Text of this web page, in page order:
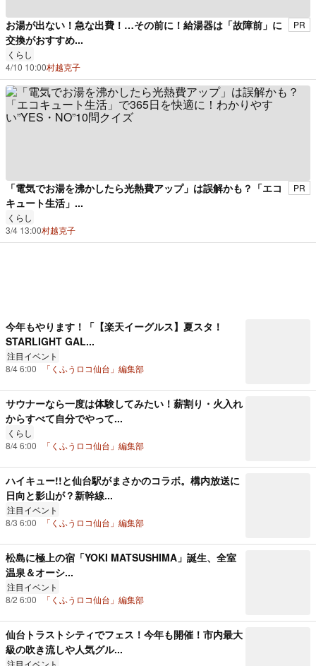
お湯が出ない！急な出費！…その前に！給湯器は「故障前」に
交換がおすすめ...
くらし
4/10 10:00村越克子
PR
「電気でお湯を沸かしたら光熱費アップ」は誤解かも？「エコ
キュート生活」...
くらし
3/4 13:00村越克子
PR
今年もやります！「【楽天イーグルス】夏スタ！
STARLIGHT GAL...
注目イベント
8/4 6:00
「くふうロコ仙台」編集部
サウナーなら一度は体験してみたい！薪割り・火入れ
からすべて自分でやって...
くらし
8/4 6:00
「くふうロコ仙台」編集部
ハイキュー!!と仙台駅がまさかのコラボ。構内放送に
日向と影山が？新幹線...
注目イベント
8/3 6:00
「くふうロコ仙台」編集部
松島に極上の宿「YOKI MATSUSHIMA」誕生、全室
温泉＆オーシ...
注目イベント
8/2 6:00
「くふうロコ仙台」編集部
仙台トラストシティでフェス！今年も開催！市内最大
級の吹き流しや人気グル...
注目イベント